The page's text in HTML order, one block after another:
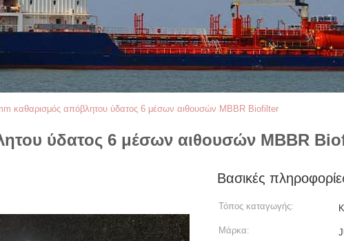
καθαρισμός απόβλητου ύδατος 6 μέσων αιθουσών MBBR Biofilter
ύδατος 6 μέσων αιθουσών MBBR
Βασικές
Τόπος καταγωγής:
Μάρκα: